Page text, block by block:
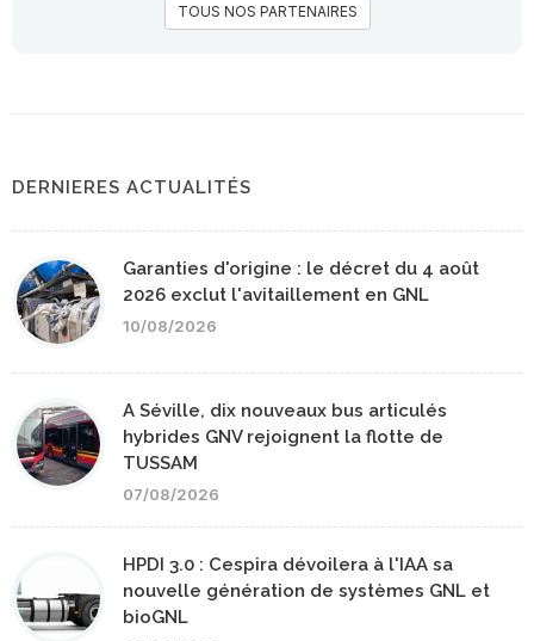
TOUS NOS PARTENAIRES
DERNIERES ACTUALITÉS
Garanties d'origine : le décret du 4 août
2026 exclut l'avitaillement en GNL
10/08/2026
A Séville, dix nouveaux bus articulés
hybrides GNV rejoignent la flotte de
TUSSAM
07/08/2026
HPDI 3.0 : Cespira dévoilera à l'IAA sa
nouvelle génération de systèmes GNL et
bioGNL